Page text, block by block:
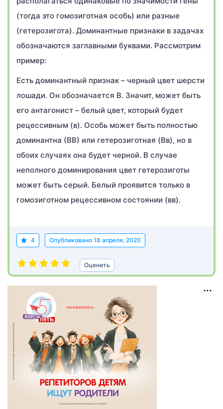
(тогда это гомозиготная особь) или разные
(гетерозигота). Доминантные признаки в задачах
обозначаются заглавными буквами. Рассмотрим
пример:
Есть доминантный признак – черный цвет шерсти
лошади. Он обозначается В. Значит, может быть
его антагонист – белый цвет, который будет
рецессивным (в). Особь может быть полностью
доминантна (ВВ) или гетерозиготная (Вв), но в
обоих случаях она будет черной. В случае
неполного доминирования цвет гетерозиготы
может быть серый. Белый проявится только в
гомозиготном рецессивном состоянии (вв).
4 Опубликовано 18 апреля, 2020
Оценить